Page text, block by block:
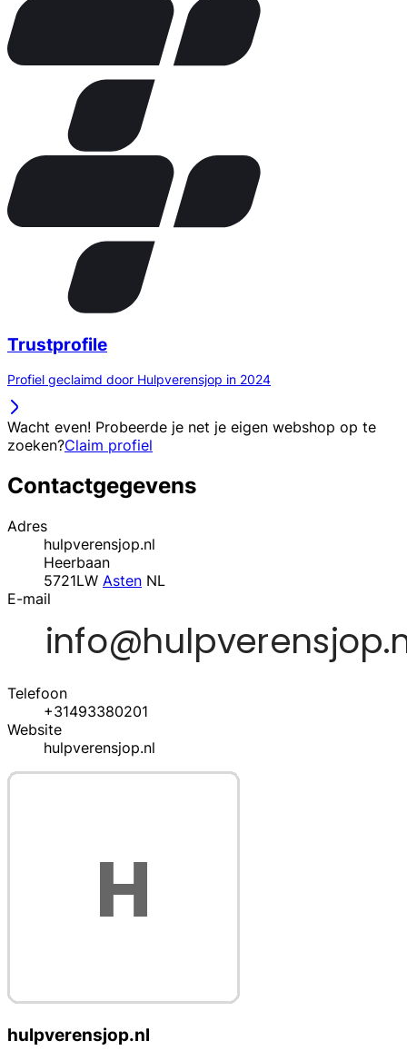
Trustprofile
Profiel geclaimd door Hulpverensjop in 2024
Wacht even! Probeerde je net je eigen webshop op te
zoeken?Claim profiel
Contactgegevens
Adres
hulpverensjop.nl
Heerbaan
5721LW Asten NL
E-mail
Telefoon
+31493380201
Website
hulpverensjop.nl
hulpverensjop.nl